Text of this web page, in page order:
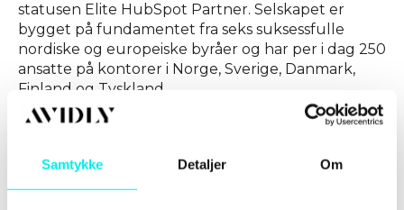
Samtykke Detaljer Om
statusen Elite HubSpot Partner. Selskapet er
bygget på fundamentet fra seks suksessfulle
nordiske og europeiske byråer og har per i dag 250
ansatte på kontorer i Norge, Sverige, Danmark,
Finland og Tyskland.
Avidly er et internasjonalt byrå som hjelper
selskaper med digitalisering i form av tekniske